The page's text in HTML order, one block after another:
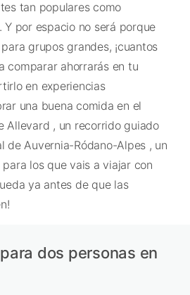
tan populares como
Y por espacio no será porque
grupos grandes, ¡cuantos
comparar ahorrarás en tu
en experiencias
una buena comida en el
Allevard , un recorrido guiado
de Auvernia-Ródano-Alpes , un
los que vais a viajar con
ya antes de que las
dos personas en